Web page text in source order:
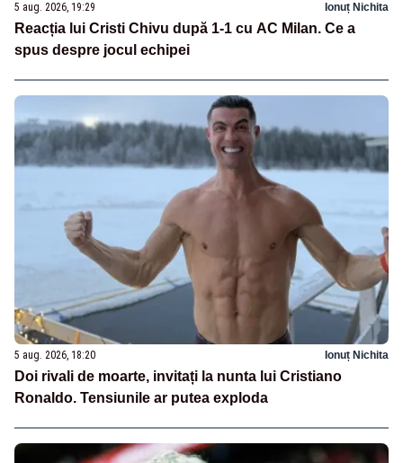
5 aug. 2026, 19:29 Ionuț Nichita
Reacția lui Cristi Chivu după 1-1 cu AC Milan. Ce a
spus despre jocul echipei
5 aug. 2026, 18:20 Ionuț Nichita
Doi rivali de moarte, invitați la nunta lui Cristiano
Ronaldo. Tensiunile ar putea exploda